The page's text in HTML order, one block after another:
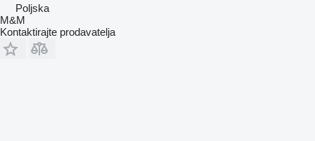
Poljska
M&M
Kontaktirajte prodavatelja